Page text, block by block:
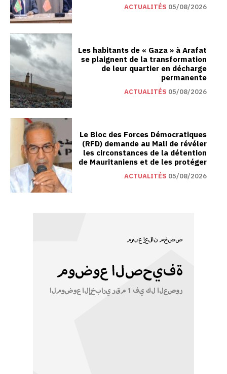
ACTUALITÉS 05/08/2026
Les habitants de « Gaza » à Arafat
se plaignent de la transformation
de leur quartier en décharge
permanente
ACTUALITÉS 05/08/2026
Le Bloc des Forces Démocratiques
(RFD) demande au Mali de révéler
les circonstances de la détention
de Mauritaniens et de les protéger
ACTUALITÉS 05/08/2026